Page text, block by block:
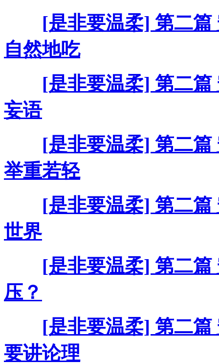
[是非要温柔] 第二
自然地吃
[是非要温柔] 第二
妄语
[是非要温柔] 第二
举重若轻
[是非要温柔] 第二
世界
[是非要温柔] 第二
压？
[是非要温柔] 第二
要讲论理